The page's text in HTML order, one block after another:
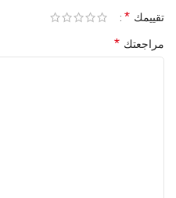
تقييمك *
مراجعتك *